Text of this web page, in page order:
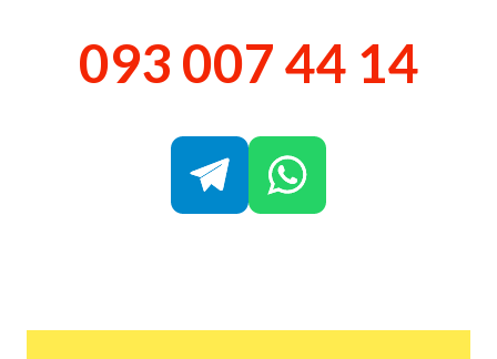
093 007 44 14